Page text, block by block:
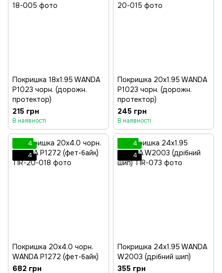
Покришка 18x1.95 WANDA
P1023 чорн. (дорожн.
протектор)
215 грн
В наявності
Покришка 20x1.95 WANDA
P1023 чорн. (дорожн.
протектор)
245 грн
В наявності
4
4
Покришка 20x4.0 чорн.
WANDA P1272 (фет-байк)
682 грн
4
4
Покришка 24x1.95 WANDA
W2003 (дрібний шип)
355 грн